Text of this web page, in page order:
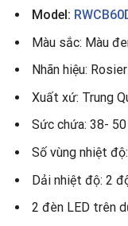
Model:
Màu sắc: Màu
Nhãn hiệu:
Xuất xứ: Trung
Sức chứa: 38-
Số vùng nhiệt
Dải nhiệt độ: 2
2 đèn LED trên